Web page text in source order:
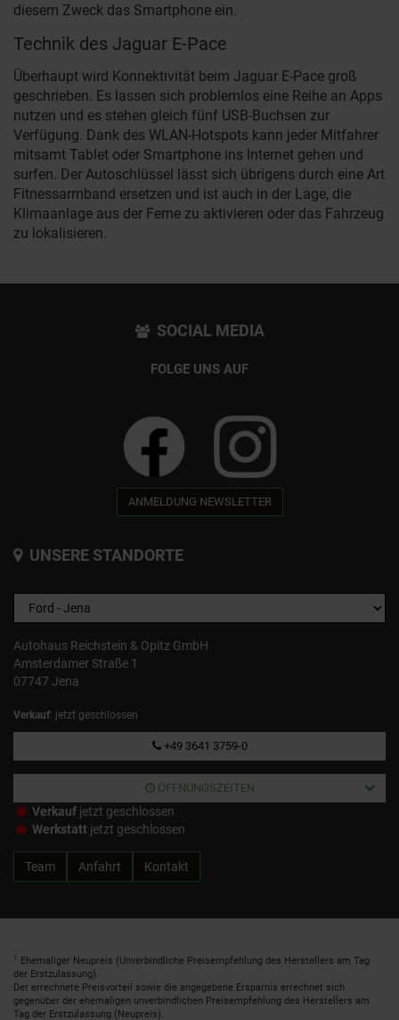
diesem Zweck das Smartphone ein.
Technik des Jaguar E-Pace
Überhaupt wird Konnektivität beim Jaguar E-Pace groß
geschrieben. Es lassen sich problemlos eine Reihe an Apps
nutzen und es stehen gleich fünf USB-Buchsen zur
Verfügung. Dank des WLAN-Hotspots kann jeder Mitfahrer
mitsamt Tablet oder Smartphone ins Internet gehen und
surfen. Der Autoschlüssel lässt sich übrigens durch eine Art
Fitnessarmband ersetzen und ist auch in der Lage, die
Klimaanlage aus der Ferne zu aktivieren oder das Fahrzeug
zu lokalisieren.
SOCIAL MEDIA
FOLGE UNS AUF
ANMELDUNG NEWSLETTER
UNSERE STANDORTE
Autohaus Reichstein & Opitz GmbH
Amsterdamer Straße 1
07747 Jena
Verkauf: jetzt geschlossen
+49 3641 3759-0
ÖFFNUNGSZEITEN
Verkauf jetzt geschlossen
Werkstatt jetzt geschlossen
Team Anfahrt Kontakt
1 Ehemaliger Neupreis (Unverbindliche Preisempfehlung des Herstellers am Tag
der Erstzulassung).
Der errechnete Preisvorteil sowie die angegebene Ersparnis errechnet sich
gegenüber der ehemaligen unverbindlichen Preisempfehlung des Herstellers am
Tag der Erstzulassung (Neupreis).